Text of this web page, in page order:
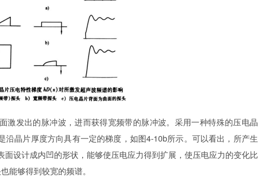
激发出的脉冲波，进而获得宽频带的脉冲波。采用一种特殊的压电晶
沿晶片厚度方向具有一定的梯度，如图4-10b所示。可以看出，所产生
设计成内凹的形状，能够使压电应力得到扩展，使压电应力的变化比
能够得到较宽的频谱。